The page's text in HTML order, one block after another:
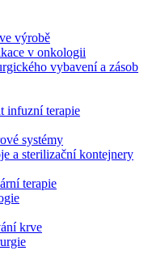
produktový katalog B.
portfoliem.
nás.​
výrobě
v onkologii
vybavení a zásob
infuzní terapie​
systémy
a sterilizační kontejnery
terapie
krve